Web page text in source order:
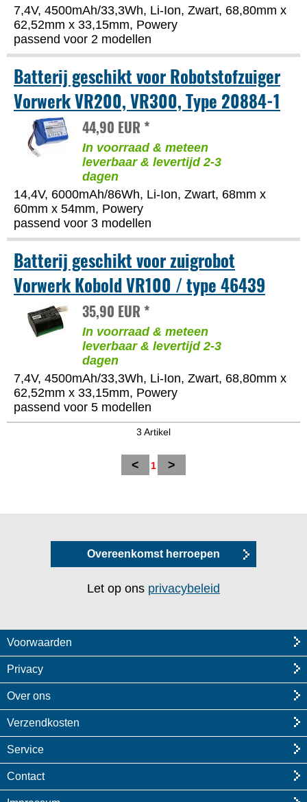
7,4V, 4500mAh/33,3Wh, Li-Ion, Zwart, 68,80mm x
62,52mm x 33,15mm, Powery
passend voor 2 modellen
Batterij geschikt voor Robotstofzuiger
Vorwerk VR200, VR300, Type 20884-1
44,90 EUR *
In voorraad & meteen
leverbaar & levertijd 2-3
dagen
14,4V, 6000mAh/86Wh, Li-Ion, Zwart, 68mm x
60mm x 54mm, Powery
passend voor 3 modellen
Batterij geschikt voor zuigrobot
Vorwerk Kobold VR100 / type 46439
35,90 EUR *
In voorraad & meteen
leverbaar & levertijd 2-3
dagen
7,4V, 4500mAh/33,3Wh, Li-Ion, Zwart, 68,80mm x
62,52mm x 33,15mm, Powery
passend voor 5 modellen
3 Artikel
< 1 >
Overeenkomst herroepen
Let op ons privacybeleid
Voorwaarden
Privacy
Over ons
Verzendkosten
Service
Contact